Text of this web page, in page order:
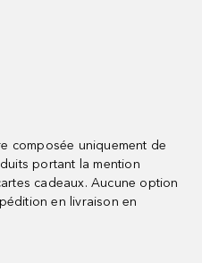
composée uniquement de
portant la mention
cadeaux. Aucune option
en livraison en